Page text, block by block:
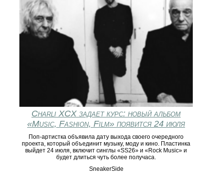
Charli XCX задает курс: новый альбом
«Music, Fashion, Film» появится 24 июля
Поп-артистка объявила дату выхода своего очередного
проекта, который объединит музыку, моду и кино. Пластинка
выйдет 24 июля, включит синглы «SS26» и «Rock Music» и
будет длиться чуть более получаса.
SneakerSide